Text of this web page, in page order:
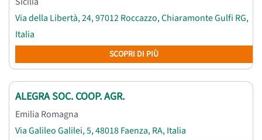
Via della Libertà, 24, 97012 Roccazzo, Chiaramonte Gulfi RG,
Italia
SCOPRI DI PIÙ
ALEGRA SOC. COOP. AGR.
Emilia Romagna
Via Galileo Galilei, 5, 48018 Faenza, RA, Italia